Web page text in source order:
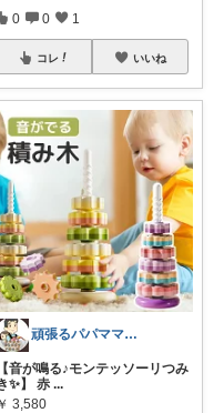
0 0 1
コレ いいね
頑張るパパママ応援隊@育児・子供用品紹介
【音が鳴る♪モンテッソーリつみ
✨】 赤 ...
￥ 3,580